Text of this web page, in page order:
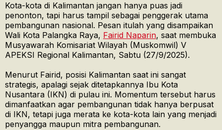
Kota-kota di Kalimantan jangan hanya puas jadi
penonton, tapi harus tampil sebagai penggerak utama
pembangunan nasional. Pesan itulah yang disampaikan
Wali Kota Palangka Raya, Fairid Naparin, saat membuka
Musyawarah Komisariat Wilayah (Muskomwil) V
APEKSI Regional Kalimantan, Sabtu (27/9/2025).
Menurut Fairid, posisi Kalimantan saat ini sangat
strategis, apalagi sejak ditetapkannya Ibu Kota
Nusantara (IKN) di pulau ini. Momentum tersebut harus
dimanfaatkan agar pembangunan tidak hanya berpusat
di IKN, tetapi juga merata ke kota-kota lain yang menjadi
penyangga maupun mitra pembangunan.